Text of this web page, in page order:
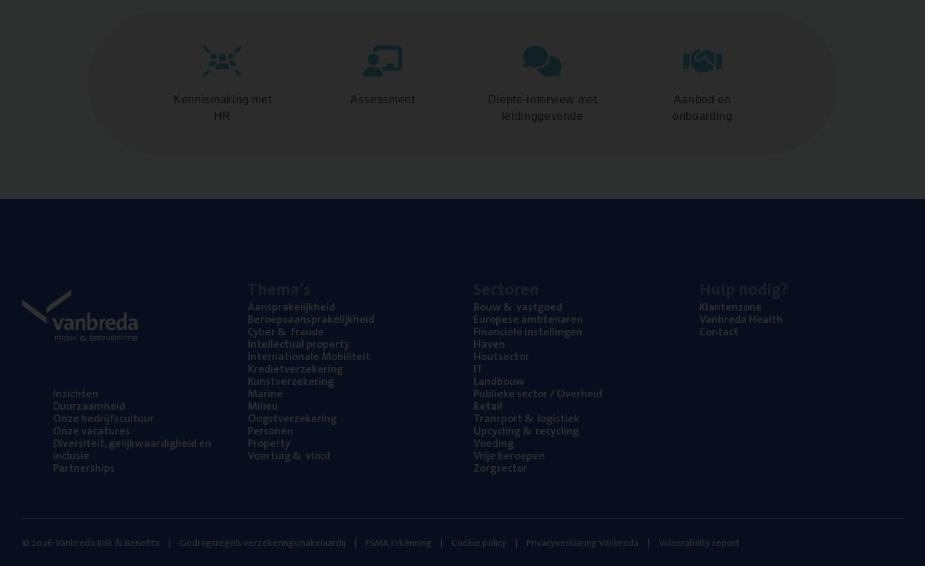
Kennismaking met
HR
Assessment
Diepte-interview met
leidinggevende
Aanbod en
onboarding
Inzich­ten
Duur­zaam­heid
Onze bedrijfs­cul­tuur
Onze vaca­tu­res
Diver­si­teit, gelijk­waar­dig­heid en
inclusie
Part­ner­ships
Aan­spra­ke­lijk­heid
Beroeps­aan­spra­ke­lijk­heid
Cyber& fraude
Intel­lec­tu­al property
Inter­na­ti­o­na­le Mobiliteit
Kre­diet­ver­ze­ke­ring
Kunst­ver­ze­ke­ring
Mari­ne
Mili­eu
Oogst­ver­ze­ke­ring
Per­so­nen
Pro­per­ty
Voer­tuig& vloot
Bouw& vastgoed
Euro­pe­se ambtenaren
Finan­ci­ë­le instellingen
Haven
Hout­sec­tor
IT
Land­bouw
Publie­ke sec­tor / Overheid
Retail
Trans­port& logistiek
Upcy­cling& recycling
Voe­ding
Vrije beroe­pen
Zorg­sec­tor
Klan­ten­zo­ne
Van­b­re­da Health
Con­tact
© 2026 Vanbreda Risk & Benefits Gedragsregels verzekeringsmakelaardij FSMA Erkenning Cookie policy Privacyverklaring Vanbreda Vulnerability report